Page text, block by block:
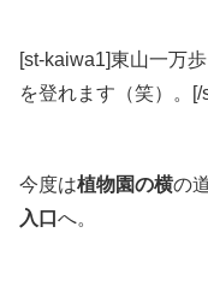
[st-kaiwa1]東山一万
を登れます（笑）。[/
今度は植物園の横の
入口 へ。